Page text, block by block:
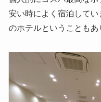
安い時によく宿泊して
のホテルということもあ